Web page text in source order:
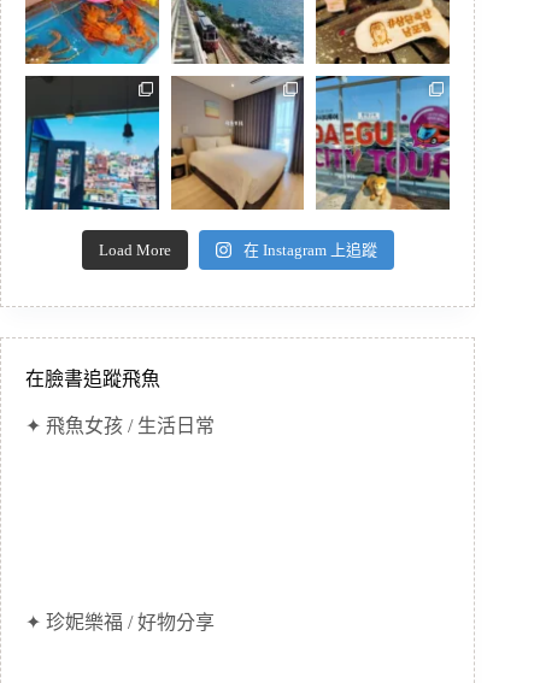
Load More 在 Instagram 上追蹤
在臉書追蹤飛魚
✦ 飛魚女孩 / 生活日常
✦ 珍妮樂福 / 好物分享